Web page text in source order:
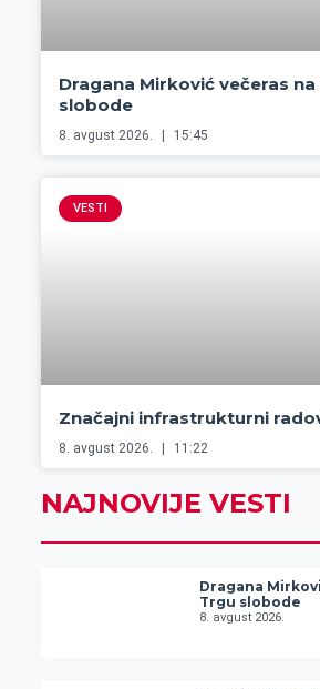
Dragana Mirković večeras
slobode
8. avgust 2026. 15:45
VESTI
Značajni infrastrukturni
8. avgust 2026. 11:22
NAJNOVIJE VESTI
Dragana
Trgu slobode
8. avgust 2026.